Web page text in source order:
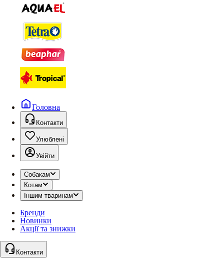
Головна
Контакти
Улюблені
Увійти
Собакам
Котам
Іншим тваринам
Бренди
Новинки
Акції та знижки
Контакти